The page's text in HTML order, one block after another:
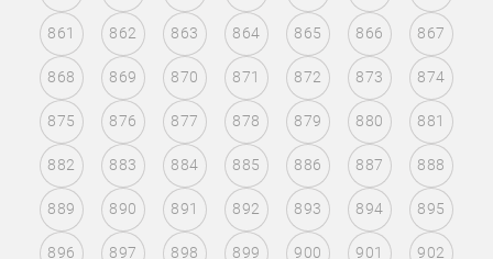
861 862 863 864 865 866 867
868 869 870 871 872 873 874
875 876 877 878 879 880 881
882 883 884 885 886 887 888
889 890 891 892 893 894 895
896 897 898 899 900 901 902